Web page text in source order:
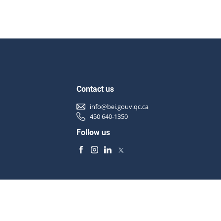
Contact us
info@bei.gouv.qc.ca
450 640-1350
Follow us